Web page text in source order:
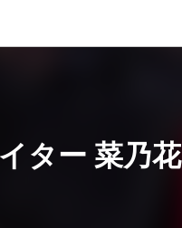
ター 菜乃花